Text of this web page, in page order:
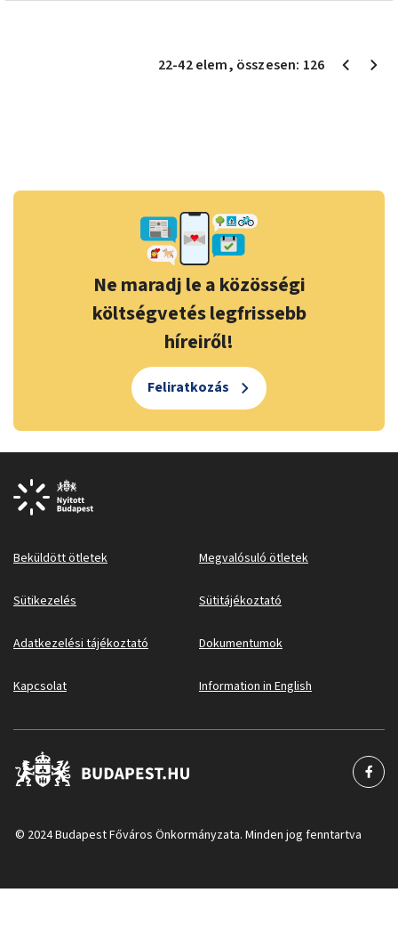
22-42elem, összesen: 126
Ne maradj le a közösségi
költségvetés legfrissebb
híreiről!
Feliratkozás
Beküldött ötletek Megvalósuló ötletek
Sütikezelés Sütitájékoztató
Adatkezelési tájékoztató Dokumentumok
Kapcsolat Information in English
© 2024 Budapest Főváros Önkormányzata. Minden jog fenntartva